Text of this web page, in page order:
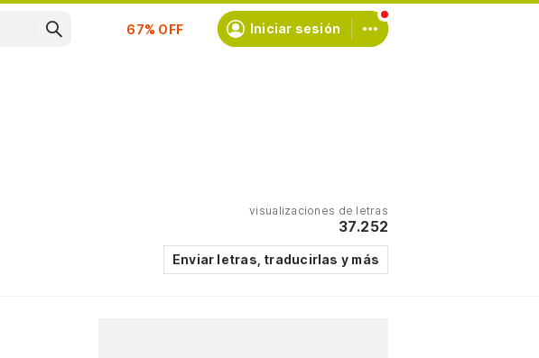
Suscríbete Iniciar sesión
visualizaciones de letras
37.252
Enviar letras, traducirlas y más